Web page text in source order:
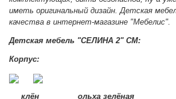
иметь оригинальный дизайн. Детская
качества в интернет-магазине "Мебелис".
Детская мебель "СЕЛИНА 2" СМ:
Корпус:
клён ольха зелёная